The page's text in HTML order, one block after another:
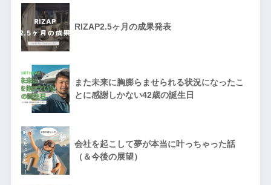
RIZAP2.5ヶ月の成果発表
また未来に胸膨らませられる状況になったこ
とに感謝しかない42歳の誕生日
会社を起こして夢が本当に叶っちゃった話
（＆今後の展望）